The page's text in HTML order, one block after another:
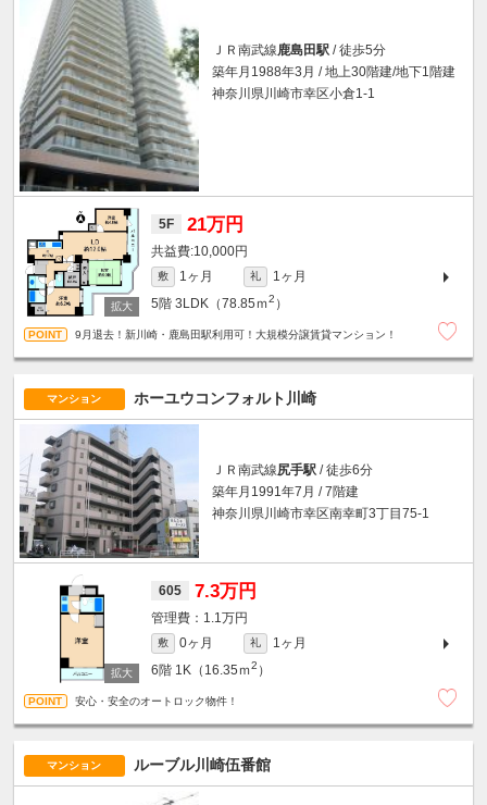
ＪＲ南武線鹿島田駅 / 徒歩5分
築年月1988年3月 / 地上30階建/地下1階建
神奈川県川崎市幸区小倉1-1
5F 21万円
10,000円
敷 1ヶ月 礼
1ヶ月
5階 3LDK（78.85ｍ2 ）
9月退去！新川崎・鹿島田駅利用可！大規模分譲賃貸マンション！
マンション ホーユウコンフォルト川崎
ＪＲ南武線尻手駅 / 徒歩6分
築年月1991年7月 / 7階建
神奈川県川崎市幸区南幸町3丁目75-1
605 7.3万円
1.1万円
敷 0ヶ月 礼
1ヶ月
6階 1K（16.35ｍ2 ）
安心・安全のオートロック物件！
マンション ルーブル川崎伍番館